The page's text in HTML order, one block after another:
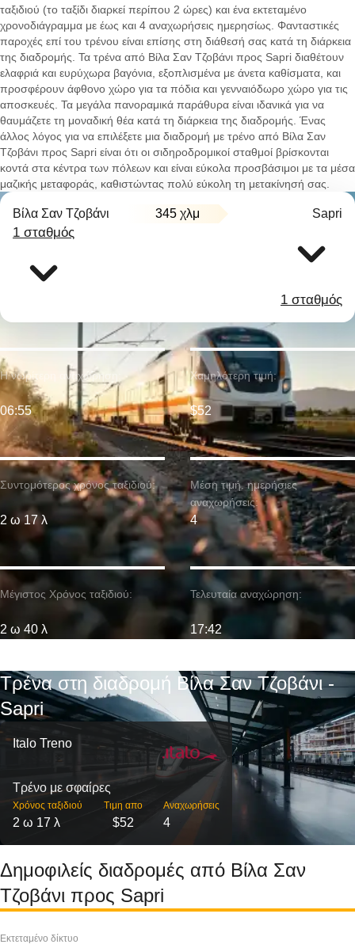
ταξιδιού (το ταξίδι διαρκεί περίπου 2 ώρες) και ένα εκτεταμένο
χρονοδιάγραμμα με έως και 4 αναχωρήσεις ημερησίως. Φανταστικές
παροχές επί του τρένου είναι επίσης στη διάθεσή σας κατά τη διάρκεια
της διαδρομής. Τα τρένα από Βίλα Σαν Τζοβάνι προς Sapri διαθέτουν
ελαφριά και ευρύχωρα βαγόνια, εξοπλισμένα με άνετα καθίσματα, και
προσφέρουν άφθονο χώρο για τα πόδια και γενναιόδωρο χώρο για τις
αποσκευές. Τα μεγάλα πανοραμικά παράθυρα είναι ιδανικά για να
θαυμάζετε τη μοναδική θέα κατά τη διάρκεια της διαδρομής. Ένας
άλλος λόγος για να επιλέξετε μια διαδρομή με τρένο από Βίλα Σαν
Τζοβάνι προς Sapri είναι ότι οι σιδηροδρομικοί σταθμοί βρίσκονται
κοντά στα κέντρα των πόλεων και είναι εύκολα προσβάσιμοι με τα μέσα
μαζικής μεταφοράς, καθιστώντας πολύ εύκολη τη μετακίνησή σας.
Βίλα Σαν Τζοβάνι 345 χλμ Sapri
1 σταθμός
1 σταθμός
Συντομότερος χρόνος ταξιδιού:
2 ω 17 λ
Η νωρίτερη αναχώρηση:
06:55
Μέγιστος Χρόνος ταξιδιού:
2 ω 40 λ
Χαμηλότερη τιμή:
$52
Μέση τιμή. ημερήσιες
αναχωρήσεις:
4
Τελευταία αναχώρηση:
17:42
Τρένα στη διαδρομή Βίλα Σαν Τζοβάνι -
Sapri
Italo Treno
Τρένο με σφαίρες
Χρόνος ταξιδιού
2 ω 17 λ
Τιμη απο
$52
Αναχωρήσεις
4
Δημοφιλείς διαδρομές από Βίλα Σαν
Τζοβάνι προς Sapri
Εκτεταμένο δίκτυο